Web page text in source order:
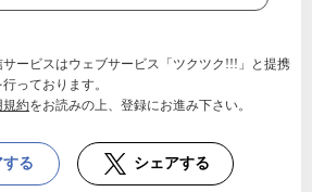
ービスはウェブサービス「ツクツク!!!」と提携
っております。
規約をお読みの上、登録にお進み下さい。
する シェアする